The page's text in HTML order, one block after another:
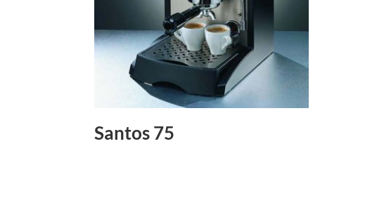
Santos 75